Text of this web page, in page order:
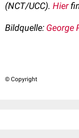
(NCT/UCC). Hier
Bildquelle: George
© Copyright